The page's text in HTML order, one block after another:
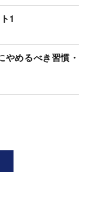
1
めるべき習慣・